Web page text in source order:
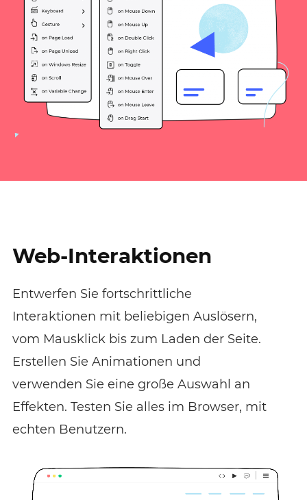
Web-Interaktionen
Entwerfen Sie fortschrittliche
Interaktionen mit beliebigen Auslösern,
vom Mausklick bis zum Laden der Seite.
Erstellen Sie Animationen und
verwenden Sie eine große Auswahl an
Effekten. Testen Sie alles im Browser, mit
echten Benutzern.